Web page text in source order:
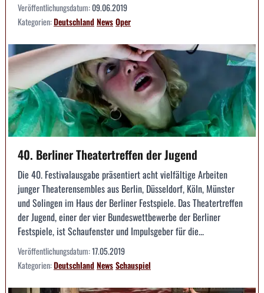
Veröffentlichungsdatum:09.06.2019
Kategorien:DeutschlandNewsOper
40. Berliner Theatertreffen der Jugend
Die 40. Festivalausgabe präsentiert acht vielfältige Arbeiten
junger Theaterensembles aus Berlin, Düsseldorf, Köln, Münster
und Solingen im Haus der Berliner Festspiele. Das Theatertreffen
der Jugend, einer der vier Bundeswettbewerbe der Berliner
Festspiele, ist Schaufenster und Impulsgeber für die...
Veröffentlichungsdatum:17.05.2019
Kategorien:DeutschlandNewsSchauspiel